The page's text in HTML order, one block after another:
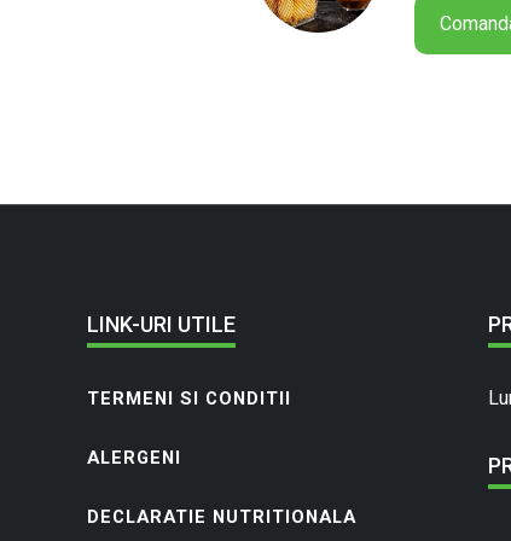
LINK-URI UTILE
TERMENI SI CONDITII
ALERGENI
DECLARATIE NUTRITIONALA